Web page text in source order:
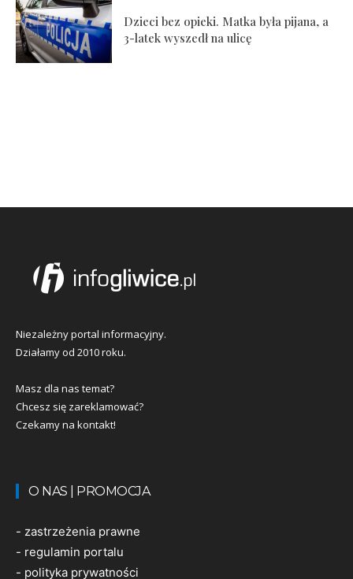
Dzieci bez opieki. Matka była pijana, a
3-latek wyszedł na ulicę
Niezależny portal informacyjny.
Działamy od 2010 roku.
Masz dla nas temat?
Chcesz się zareklamować?
Czekamy na kontakt!
O NAS | PROMOCJA
- zastrzeżenia prawne
- regulamin portalu
- polityka prywatności